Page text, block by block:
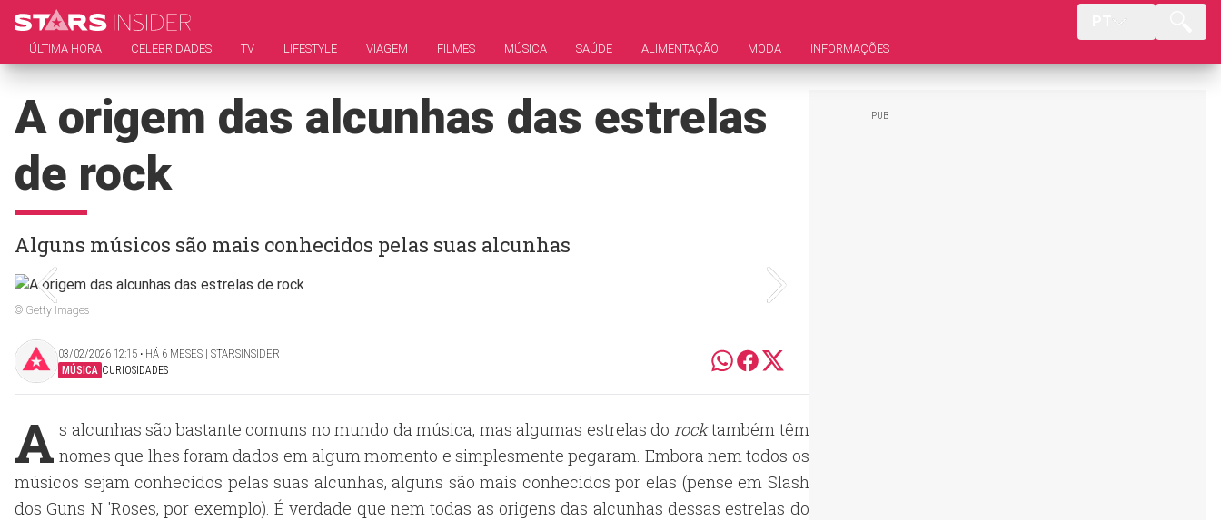
ÚLTIMA HORA CELEBRIDADES TV LIFESTYLE VIAGEM FILMES MÚSICA SAÚDE ALIMENTAÇÃO MODA INFORMAÇÕES
A origem das alcunhas das estrelas
de rock
Alguns músicos são mais conhecidos pelas suas alcunhas
© Getty Images
03/02/2026 12:15 ‧ HÁ 6 MESES | STARSINSIDER
MÚSICA CURIOSIDADES
A s alcunhas são bastante comuns no mundo da música, mas algumas estrelas do rocktambém têm
nomes que lhes foram dados em algum momento e simplesmente pegaram. Embora nem todos os
músicos sejam conhecidos pelas suas alcunhas, alguns são mais conhecidos por elas (pense em Slash
dos Guns N 'Roses, por exemplo). É verdade que nem todas as origens das alcunhas dessas estrelas do